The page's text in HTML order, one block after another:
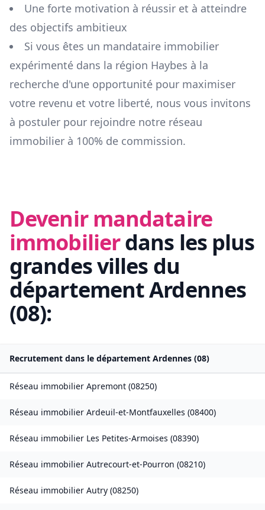
Une forte motivation à réussir et à atteindre
des objectifs ambitieux
Si vous êtes un mandataire immobilier
expérimenté dans la région Haybes à la
recherche d'une opportunité pour maximiser
votre revenu et votre liberté, nous vous invitons
à postuler pour rejoindre notre réseau
immobilier à 100% de commission.
Devenir mandataire
immobilierdans les plus
grandes villes du
départementArdennes
(08):
Recrutement dans le département Ardennes (08)
Réseau immobilier Apremont (08250)
Réseau immobilier Ardeuil-et-Montfauxelles (08400)
Réseau immobilier Les Petites-Armoises (08390)
Réseau immobilier Autrecourt-et-Pourron (08210)
Réseau immobilier Autry (08250)